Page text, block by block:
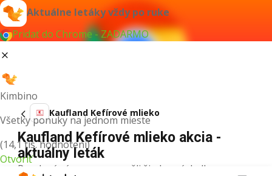
Aktuálne letáky vždy po ruke
Pridať do Chrome - ZADARMO
Kimbino
Všetky ponuky na jednom mieste
(14,1 tis. hodnotení)
Otvoriť
Kaufland Kefírové mlieko
Kaufland Kefírové mlieko akcia -
aktuálny leták
Pre daný výraz sme nenašli žiadne výsledky.